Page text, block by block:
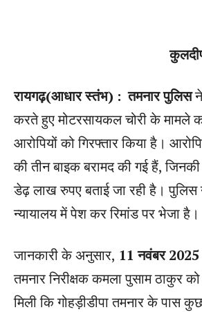
कुलदीप चौहान,
रायगढ़(आधार स्तंभ) : तमनार पुलिसने
करते हुए मोटरसायकल चोरी के मामले
आरोपियों को गिरफ्तार किया है।
की तीन बाइक बरामद की गई हैं,
डेढ़ लाख रुपए बताई जा रही है। पुलिस
न्यायालय में पेश कर रिमांड पर भेजा है।
जानकारी के अनुसार, 11 नवंबर 2025
तमनार निरीक्षक कमला पुसाम ठाकुर
मिली कि गोहड़ीडीपा तमनार के पास